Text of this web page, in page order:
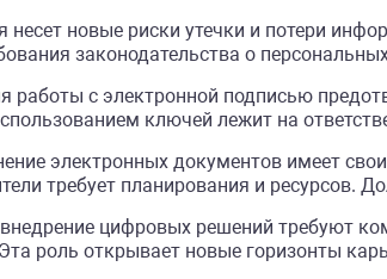
несет новые риски утечки и потери
законодательства о
работы с электронной подписью
ключей лежит на
электронных документов имеет
требует планирования и ресурсов.
цифровых решений требуют
роль открывает новые горизонты